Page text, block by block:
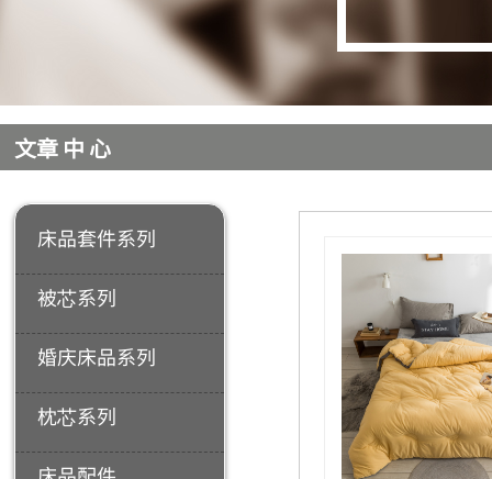
​产品分类
​文章中心
床品套件系列
被芯系列
婚庆床品系列
枕芯系列